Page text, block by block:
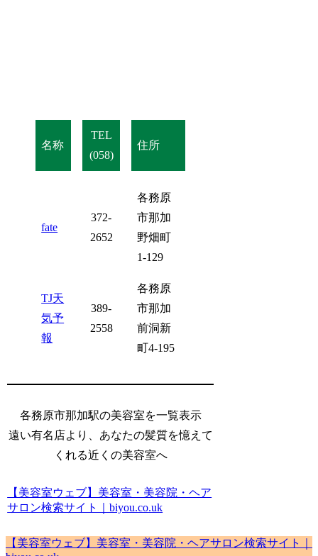
名称
TEL
(058)
住所
fate
372-
2652
各務原
市那加
野畑町
1-129
TJ天
気予
報
389-
2558
各務原
市那加
前洞新
町4-195
各務原市那加駅の美容室を一覧表示
遠い有名店より、あなたの髪質を憶えて
くれる近くの美容室へ
【美容室ウェブ】美容室・美容院・ヘア
サロン検索サイト｜biyou.co.uk
【美容室ウェブ】美容室・美容院・ヘアサロン検索サイト｜